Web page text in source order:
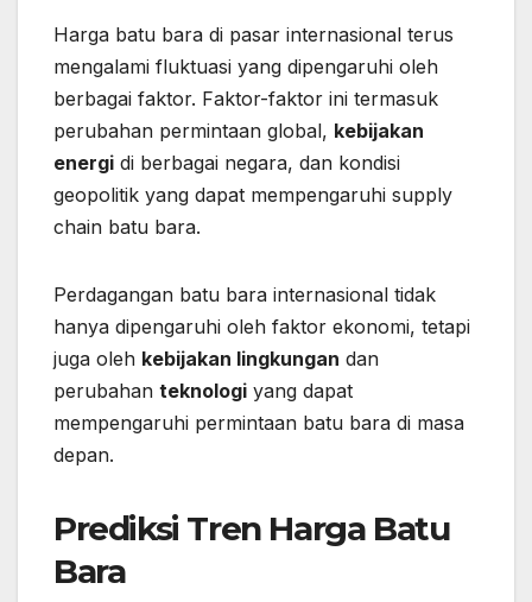
Harga batu bara di pasar internasional terus
mengalami fluktuasi yang dipengaruhi oleh
berbagai faktor. Faktor-faktor ini termasuk
perubahan permintaan global, kebijakan
energi di berbagai negara, dan kondisi
geopolitik yang dapat mempengaruhi supply
chain batu bara.
Perdagangan batu bara internasional tidak
hanya dipengaruhi oleh faktor ekonomi, tetapi
juga oleh kebijakan lingkungan dan
perubahan teknologi yang dapat
mempengaruhi permintaan batu bara di masa
depan.
Prediksi Tren Harga Batu
Bara